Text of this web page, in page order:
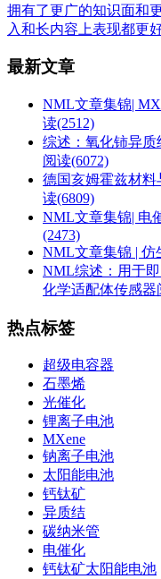
拥有了更广的知识面和
入和长内容上表现都更好
最新文章
NML文章集锦|
读(2512)
综述：氧化铈异
阅读(6072)
德国亥姆霍兹材
读(6809)
NML文章集锦| 电
(2473)
NML文章集锦 | 仿
NML综述：用于
化学适配体传感器
热点标签
超级电容器
石墨烯
光催化
锂离子电池
MXene
钠离子电池
太阳能电池
钙钛矿
异质结
碳纳米管
电催化
钙钛矿太阳能电池